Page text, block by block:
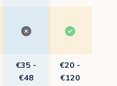
€35 -
€48
€20 -
€120